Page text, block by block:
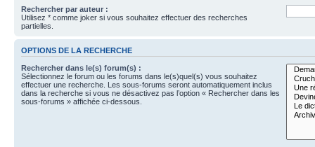
Rechercher par auteur :
Utilisez * comme joker si vous souhaitez effectuer des recherches
partielles.
OPTIONS DE LA RECHERCHE
Rechercher dans le(s) forum(s) :
Sélectionnez le forum ou les forums dans le(s)quel(s) vous souhaitez
effectuer une recherche. Les sous-forums seront automatiquement inclus
dans la recherche si vous ne désactivez pas l’option « Rechercher dans les
sous-forums » affichée ci-dessous.